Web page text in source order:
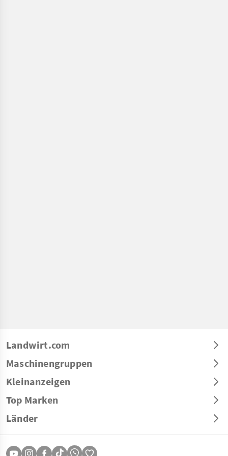
Landwirt.com
Maschinengruppen
Kleinanzeigen
Top Marken
Länder